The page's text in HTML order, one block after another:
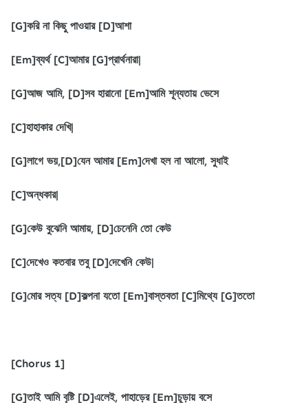
[G]করি না কিছু পাওয়ার [D]আশা
[Em]ব্যর্থ [C]আমার [G]প্রার্থনারা|
[G]আজ আমি, [D]সব হারানো [Em]আমি শূন্যতায় ভেসে
[C]হাহাকার দেখি|
[G]লাগে ভয়,[D]যেন আমার [Em]দেখা হল না আলো, সুধাই
[C]অন্ধকার|
[G]কেউ বুঝেনি আমায়, [D]চেনেনি তো কেউ
[C]দেখেও কতবার তবু [D]দেখেনি কেউ|
[G]মোর সত্য [D]কল্পনা যতো [Em]বাস্তবতা [C]মিথ্যে [G]ততো
[Chorus 1]
[G]তাই আমি বৃষ্টি [D]এলেই, পাহাড়ের [Em]চূড়ায় বসে